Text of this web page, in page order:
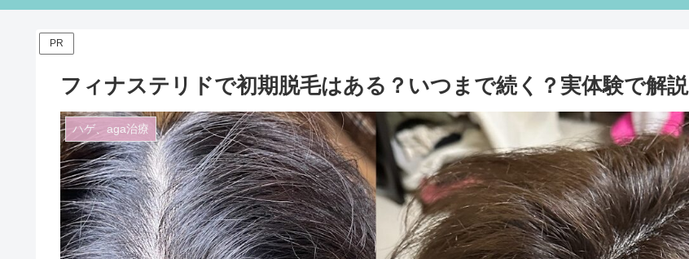
PR
フィナステリドで初期脱毛はある？いつまで続く？実体験で解説
ハゲ、aga治療